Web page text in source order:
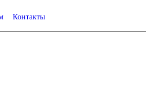
Контакты